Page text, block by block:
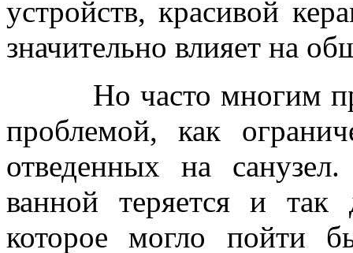
устройств, красивой
значительно влияет на
Но часто многим
проблемой, как
отведенных на
ванной теряется и так
которое могло пойти